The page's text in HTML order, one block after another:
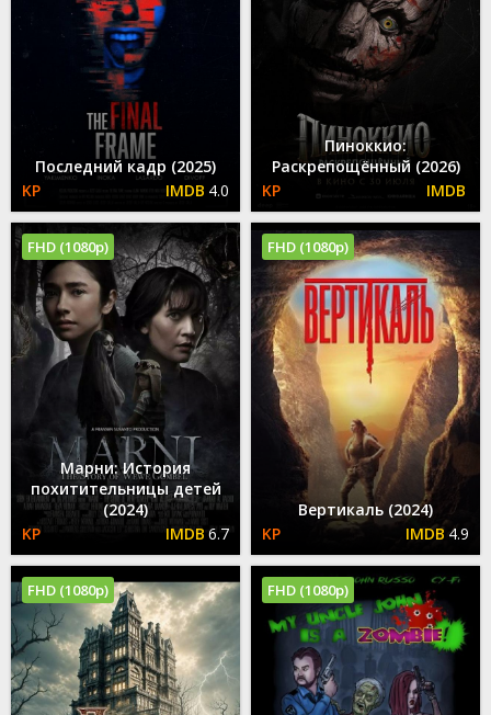
Последний кадр (2025)
4.0
Пиноккио:
Раскрепощённый (2026)
Марни: История
похитительницы детей
(2024)
6.7
FHD (1080p)
Вертикаль (2024)
4.9
FHD (1080p)
FHD (1080p) FHD (1080p)